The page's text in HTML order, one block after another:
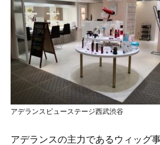
アデランスビューステージ西武渋谷
アデランスの主力であるウィッグ